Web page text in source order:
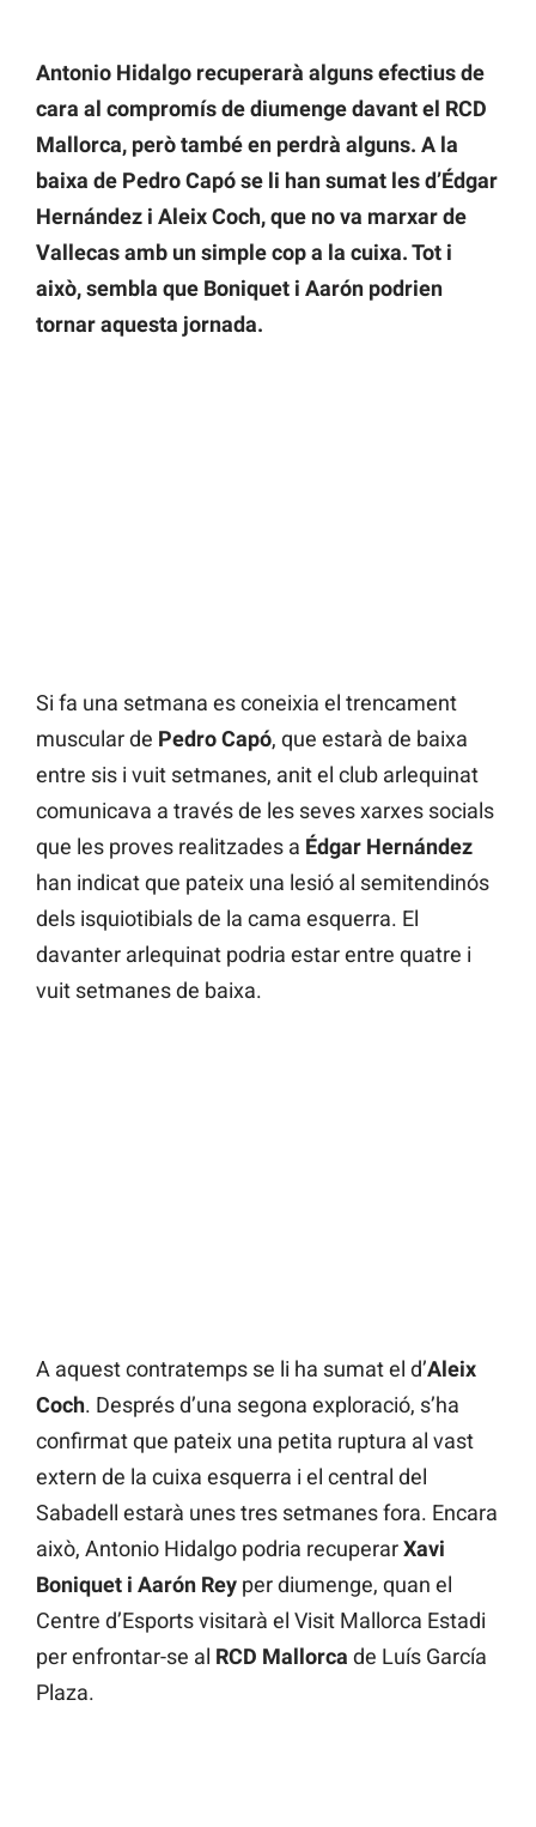
Antonio Hidalgo recuperarà alguns efectius de
cara al compromís de diumenge davant el RCD
Mallorca, però també en perdrà alguns. A la
baixa de Pedro Capó se li han sumat les d’Édgar
Hernández i Aleix Coch, que no va marxar de
Vallecas amb un simple cop a la cuixa. Tot i
això, sembla que Boniquet i Aarón podrien
tornar aquesta jornada.
Si fa una setmana es coneixia el trencament
muscular de Pedro Capó, que estarà de baixa
entre sis i vuit setmanes, anit el club arlequinat
comunicava a través de les seves xarxes socials
que les proves realitzades a Édgar Hernández
han indicat que pateix una lesió al semitendinós
dels isquiotibials de la cama esquerra. El
davanter arlequinat podria estar entre quatre i
vuit setmanes de baixa.
A aquest contratemps se li ha sumat el d’Aleix
Coch. Després d’una segona exploració, s’ha
confirmat que pateix una petita ruptura al vast
extern de la cuixa esquerra i el central del
Sabadell estarà unes tres setmanes fora. Encara
això, Antonio Hidalgo podria recuperarXavi
Boniquet i Aarón Rey per diumenge, quan el
Centre d’Esports visitarà el Visit Mallorca Estadi
per enfrontar-se al RCD Mallorca de Luís García
Plaza.